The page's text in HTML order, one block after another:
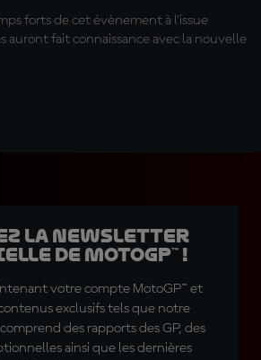
forts de cet évènement à l'issue
auront fait connaissance avec la nouvelle
la Newsletter
de MotoGP™ !
votre compte MotoGP™ et
exclusifs tels que notre
des rapports des GP, des
ainsi que les dernières